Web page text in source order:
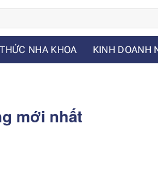
NHA KHOA KINH DOANH
mới nhất